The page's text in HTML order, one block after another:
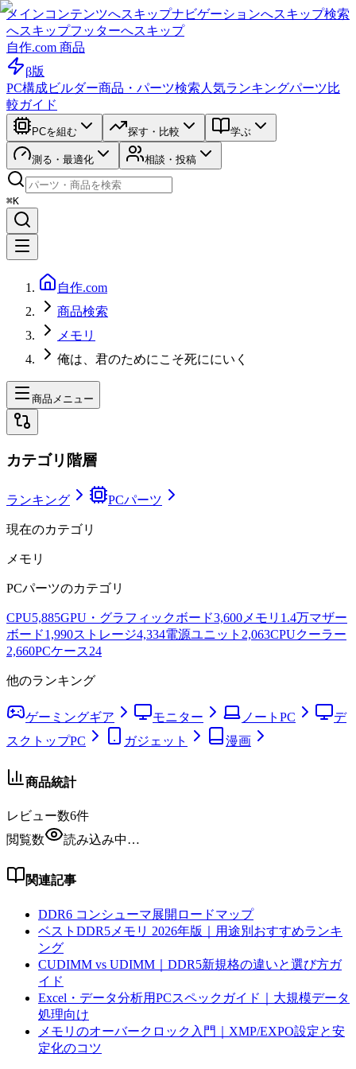
メインコンテンツへスキップナビゲーションへスキップ検索
へスキップフッターへスキップ
自作.com 商品
β版
PC構成ビルダー商品・パーツ検索 人気ランキングパーツ比
較ガイド
PCを組む 探す・比較 学ぶ
測る・最適化 相談・投稿
⌘K
自作.com
商品検索
メモリ
俺は、君のためにこそ死ににいく
商品メニュー
カテゴリ階層
ランキング PCパーツ
現在のカテゴリ
メモリ
PCパーツのカテゴリ
CPU5,885GPU・グラフィックボード3,600メモリ 1.4万マザー
ボード1,990ストレージ4,334電源ユニット 2,063CPUクーラー
2,660PCケース24
他のランキング
ゲーミングギア モニター ノートPC
デ
スクトップPC
ガジェット 漫画
商品統計
レビュー数6件
閲覧数
読み込み中…
関連記事
DDR6 コンシューマ展開ロードマップ
ベストDDR5メモリ 2026年版｜用途別おすすめランキ
ング
CUDIMM vs UDIMM｜DDR5新規格の違いと選び方ガ
イド
Excel・データ分析用PCスペックガイド｜大規模データ
処理向け
メモリのオーバークロック入門｜XMP/EXPO設定と安
定化のコツ